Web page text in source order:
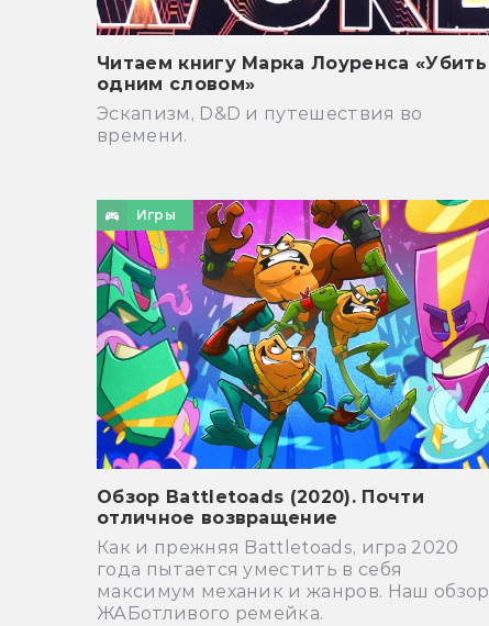
Читаем книгу Марка Лоуренса «Убить
одним словом»
Эскапизм, D&D и путешествия во
времени.
Игры
Обзор Battletoads (2020). Почти
отличное возвращение
Как и прежняя Battletoads, игра 2020
года пытается уместить в себя
максимум механик и жанров. Наш обзор
ЖАБотливого ремейка.